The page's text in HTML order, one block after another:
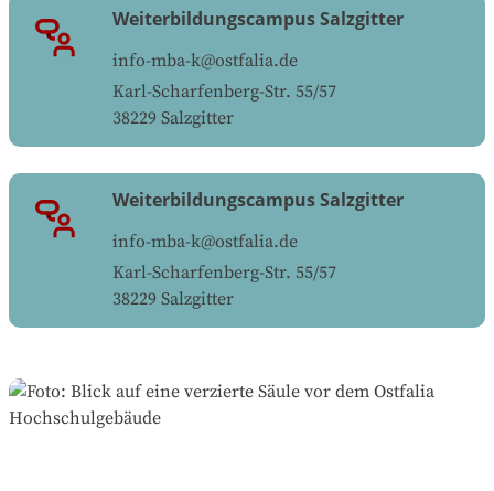
Weiterbildungscampus Salzgitter
info-mba-k@ostfalia.de
Karl-Scharfenberg-Str. 55/57
38229 Salzgitter
Weiterbildungscampus Salzgitter
info-mba-k@ostfalia.de
Karl-Scharfenberg-Str. 55/57
38229 Salzgitter